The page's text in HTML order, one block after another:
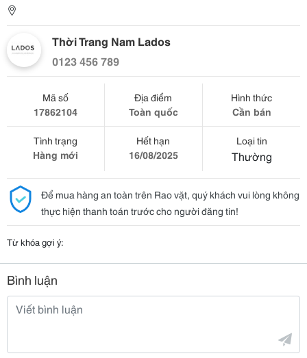
Thời Trang Nam Lados
0123 456 789
Mã số
17862104
Địa điểm
Toàn quốc
Hình thức
Cần bán
Tình trạng
Hàng mới
Hết hạn
16/08/2025
Loại tin
Thường
Để mua hàng an toàn trên Rao vặt, quý khách vui lòng không
thực hiện thanh toán trước cho người đăng tin!
Từ khóa gợi ý:
Bình luận